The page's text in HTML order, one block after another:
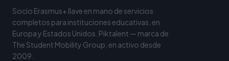
Socio Erasmus+ llave en mano de servicios
completos para instituciones educativas, en
Europa y Estados Unidos. Piktalent — marca de
The Student Mobility Group, en activo desde
2009.